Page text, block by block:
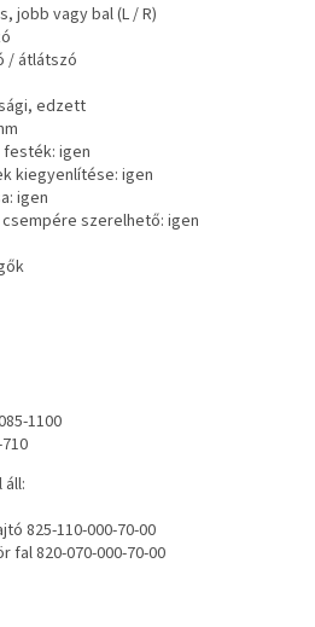
jobb vagy bal (L / R)
/ átlátszó
edzett
igen
kiegyenlítése: igen
igen
szerelhető: igen
1100
825-110-000-70-00
fal 820-070-000-70-00